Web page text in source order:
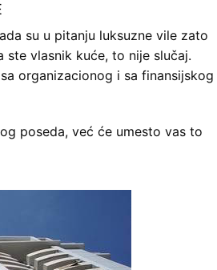
su u pitanju luksuzne vile zato
ste vlasnik kuće, to nije slučaj.
organizacionog i sa finansijskog
poseda, već će umesto vas to